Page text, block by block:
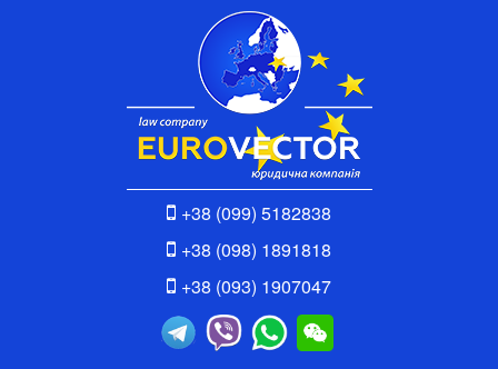
+38 (099) 5182838
+38 (098) 1891818
+38 (093) 1907047